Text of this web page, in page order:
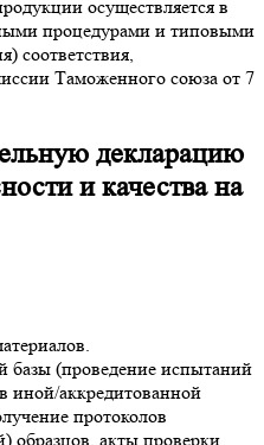
осуществляется в
процедурами и типовыми
соответствия,
Таможенного союза от 7
декларацию
и качества на
базы (проведение испытаний
иной/аккредитованной
протоколов
образцов, акты проверки